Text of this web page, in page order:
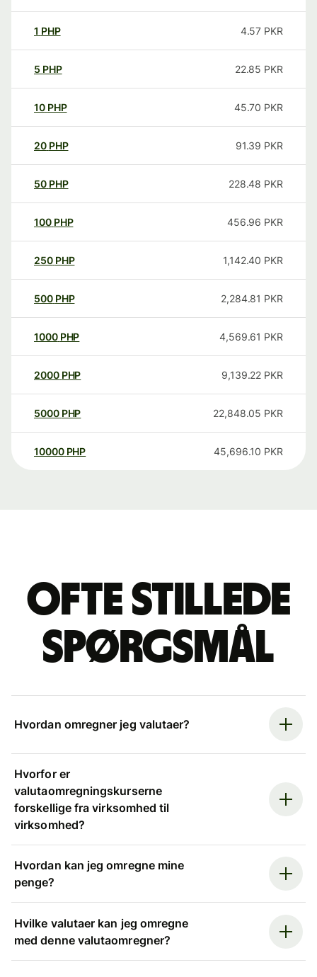
1 PHP 4.57 PKR
5 PHP 22.85 PKR
10 PHP 45.70 PKR
20 PHP 91.39 PKR
50 PHP 228.48 PKR
100 PHP 456.96 PKR
250 PHP 1,142.40 PKR
500 PHP 2,284.81 PKR
1000 PHP 4,569.61 PKR
2000 PHP 9,139.22 PKR
5000 PHP 22,848.05 PKR
10000 PHP 45,696.10 PKR
Ofte stillede
spørgsmål
Hvordan omregner jeg valutaer?
Hvorfor er
valutaomregningskurserne
forskellige fra virksomhed til
virksomhed?
Hvordan kan jeg omregne mine
penge?
Hvilke valutaer kan jeg omregne
med denne valutaomregner?